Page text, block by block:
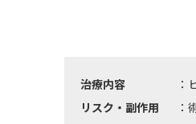
治療内容 ：
リスク・副作用
：